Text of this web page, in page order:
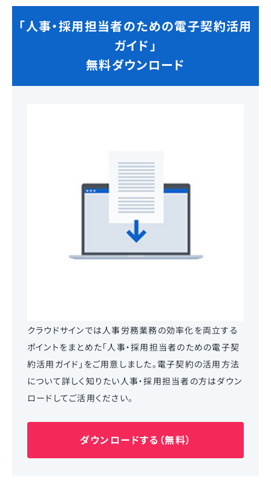
「人事・採用担当者のための電子契約活用
ガイド」
無料ダウンロード
クラウドサインでは人事労務業務の効率化を両立する
ポイントをまとめた「人事・採用担当者のための電子契
約活用ガイド」をご用意しました。電子契約の活用方法
について詳しく知りたい人事・採用担当者の方はダウン
ロードしてご活用ください。
ダウンロードする（無料）